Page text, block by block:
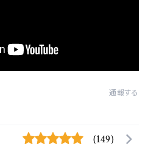
通報する
(149)